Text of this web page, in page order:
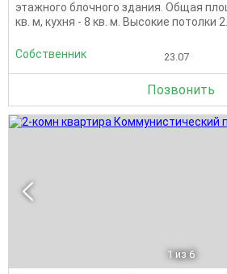
этажного блочного здания. Общая
кв. м, кухня - 8 кв. м. Высокие потолки
Собственник 23.07
Позвонить
1 из 6